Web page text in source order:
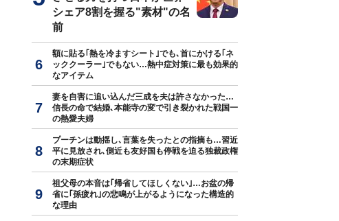
シェア8割を握る"素材"の名
前
額に貼る｢熱を冷ますシート｣でも､首にかける｢ネ
ッククーラー｣でもない…熱中症対策に最も効果的
なアイテム
妻を自害に追い込んだ三成を夫は許さなかった…
信長の命で結婚､本能寺の変で引き裂かれた戦国一
の熱愛夫婦
プーチンは動揺し､言葉を失ったとの指摘も…習近
平に見放され､側近も友好国も停戦を迫る独裁政権
の末期症状
祖父母の本音は｢帰省してほしくない｣…お盆の帰
省に｢孫疲れ｣の悲鳴が上がるようになった構造的
な理由